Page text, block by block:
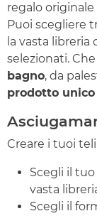
regalo
Puoi scegliere
la vasta
selezionati.
bagno, da
prodotto
Creare i tuoi
Scegli il
vasta
Scegli il